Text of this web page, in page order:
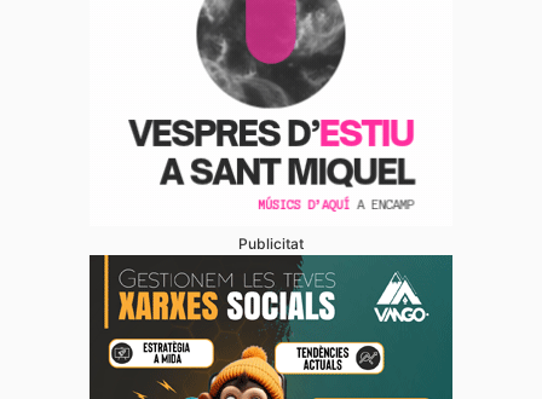
Publicitat